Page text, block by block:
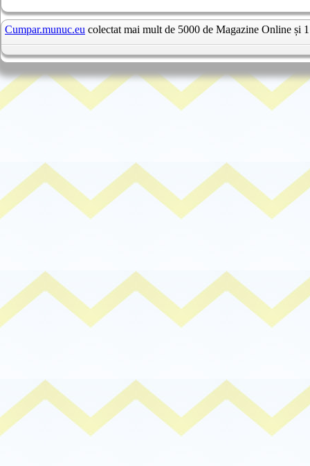
Cumpar.munuc.eu colectat mai mult de 5000 de Magazine Online și